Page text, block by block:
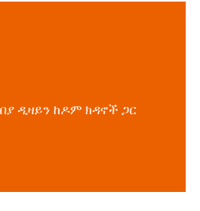
ዲዛይን ከዶም ክዳኖች ጋር